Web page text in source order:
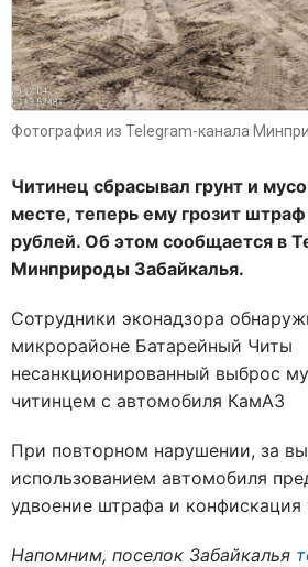
Фотография из Telegram-канала
Читинец сбрасывал грунт и
месте, теперь ему грозит
рублей. Об этом сообщается в
Минприроды Забайкалья.
Сотрудники эконадзора
микрорайоне Батарейный Читы
несанкционированный выброс
читинцем с автомобиля КамАЗ
При повторном нарушении, за
использованием автомобиля
удвоение штрафа и конфискация
Напомним, поселок Забайкалья